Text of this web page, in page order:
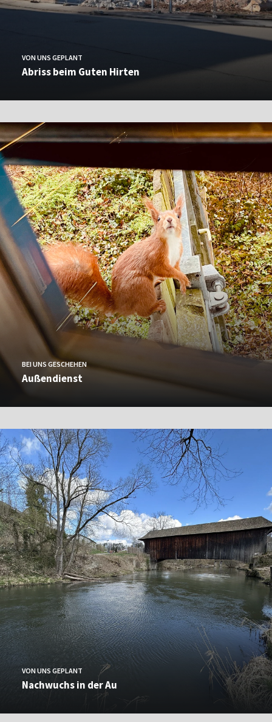
VON UNS GEPLANT
Abriss beim Guten Hirten
BEI UNS GESCHEHEN
Außendienst
VON UNS GEPLANT
Nachwuchs in der Au